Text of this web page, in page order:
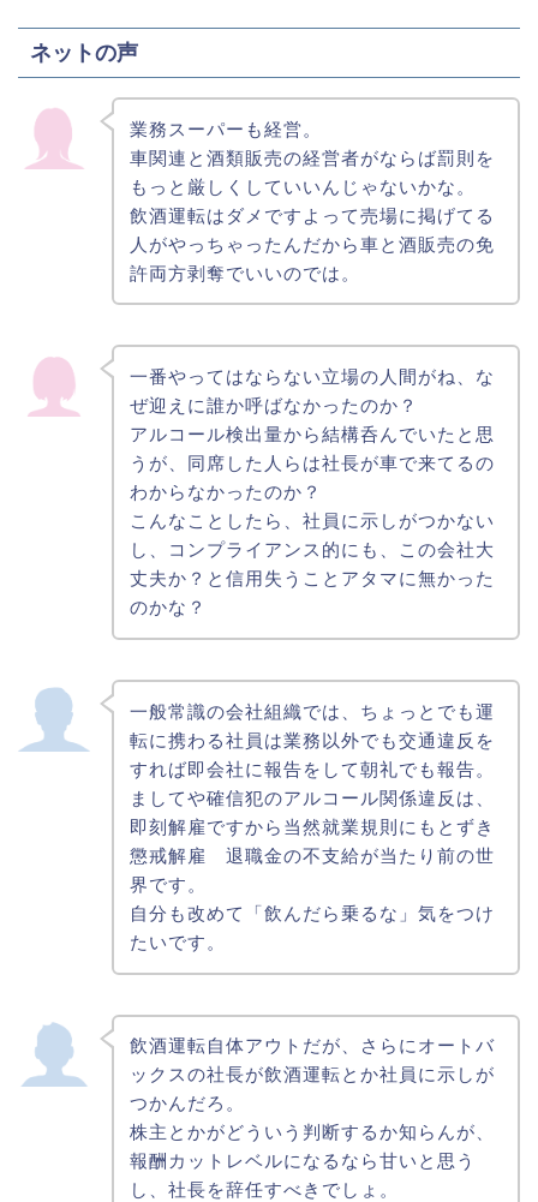
ネットの声
業務スーパーも経営。
車関連と酒類販売の経営者がならば罰則を
もっと厳しくしていいんじゃないかな。
飲酒運転はダメですよって売場に掲げてる
人がやっちゃったんだから車と酒販売の免
許両方剥奪でいいのでは。
一番やってはならない立場の人間がね、な
ぜ迎えに誰か呼ばなかったのか？
アルコール検出量から結構呑んでいたと思
うが、同席した人らは社長が車で来てるの
わからなかったのか？
こんなことしたら、社員に示しがつかない
し、コンプライアンス的にも、この会社大
丈夫か？と信用失うことアタマに無かった
のかな？
一般常識の会社組織では、ちょっとでも運
転に携わる社員は業務以外でも交通違反を
すれば即会社に報告をして朝礼でも報告。
ましてや確信犯のアルコール関係違反は、
即刻解雇ですから当然就業規則にもとずき
懲戒解雇 退職金の不支給が当たり前の世
界です。
自分も改めて「飲んだら乗るな」気をつけ
たいです。
飲酒運転自体アウトだが、さらにオートバ
ックスの社長が飲酒運転とか社員に示しが
つかんだろ。
株主とかがどういう判断するか知らんが、
報酬カットレベルになるなら甘いと思う
し、社長を辞任すべきでしょ。